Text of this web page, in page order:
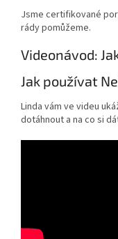
Jsme certifikované
rády pomůžeme.
Videonávod:
Jak používat
Linda vám ve videu
dotáhnout a na co si